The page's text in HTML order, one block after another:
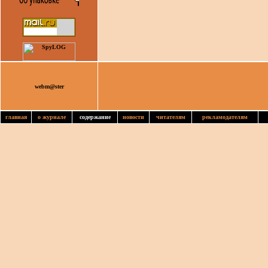
webm@ster
главная о журнале содержание новости читателям рекламодателям